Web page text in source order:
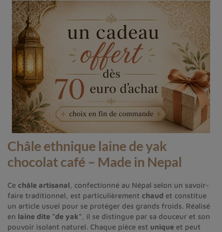
Châle ethnique laine de yak
chocolat café – Made in Nepal
Ce châle artisanal , confectionné au Népal selon un savoir-
faire traditionnel, est particulièrement chaud et constitue
un article usuel pour se protéger des grands froids. Réalisé
en laine dite "de yak" , il se distingue par sa douceur et son
pouvoir isolant naturel. Chaque pièce est unique et peut